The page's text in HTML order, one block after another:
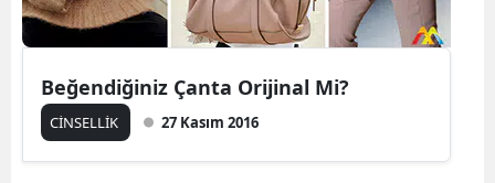
Beğendiğiniz Çanta Orijinal Mi?
CİNSELLİK 27 Kasım 2016